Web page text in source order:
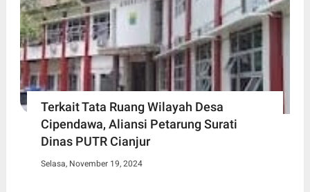
Terkait Tata Ruang Wilayah Desa
Cipendawa, Aliansi Petarung Surati
Dinas PUTR Cianjur
Selasa, November 19, 2024